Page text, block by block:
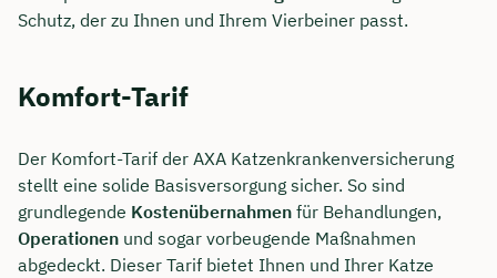
Schutz, der zu Ihnen und Ihrem Vierbeiner passt.
Komfort-Tarif
Der Komfort-Tarif der AXA Katzenkrankenversicherung
stellt eine solide Basisversorgung sicher. So sind
grundlegende Kostenübernahmen für Behandlungen,
Operationen und sogar vorbeugende Maßnahmen
abgedeckt. Dieser Tarif bietet Ihnen und Ihrer Katze